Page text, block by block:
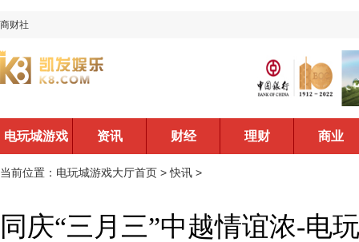
商财社
电玩城游戏
大厅首页
资讯 财经 理财 商业
当前位置： 电玩城游戏大厅首页 >快讯 >
同庆“三月三”中越情谊浓-电